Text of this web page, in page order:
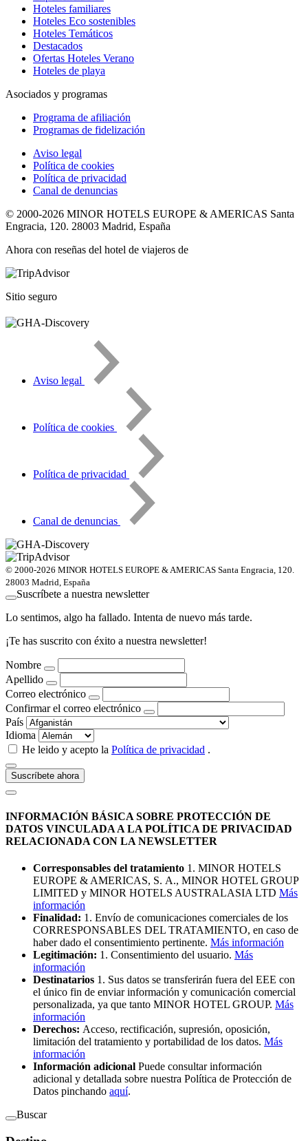
Hoteles familiares
Hoteles Eco sostenibles
Hoteles Temáticos
Destacados
Ofertas Hoteles Verano
Hoteles de playa
Asociados y programas
Programa de afiliación
Programas de fidelización
Aviso legal
Política de cookies
Política de privacidad
Canal de denuncias
© 2000-2026 MINOR HOTELS EUROPE & AMERICAS Santa
Engracia, 120. 28003 Madrid, España
Ahora con reseñas del hotel de viajeros de
Sitio seguro
Aviso legal
Política de cookies
Política de privacidad
Canal de denuncias
© 2000-2026 MINOR HOTELS EUROPE & AMERICAS Santa Engracia, 120.
28003 Madrid, España
Suscríbete a nuestra newsletter
Lo sentimos, algo ha fallado. Intenta de nuevo más tarde.
¡Te has suscrito con éxito a nuestra newsletter!
Nombre
Apellido
Correo electrónico
Confirmar el correo electrónico
País
Idioma
He leido y acepto la Política de privacidad .
Suscríbete ahora
INFORMACIÓN BÁSICA SOBRE PROTECCIÓN DE
DATOS VINCULADA A LA POLÍTICA DE PRIVACIDAD
RELACIONADA CON LA NEWSLETTER
Corresponsables del tratamiento 1. MINOR HOTELS
EUROPE & AMERICAS, S. A., MINOR HOTEL GROUP
LIMITED y MINOR HOTELS AUSTRALASIA LTD Más
información
Finalidad: 1. Envío de comunicaciones comerciales de los
CORRESPONSABLES DEL TRATAMIENTO, en caso de
haber dado el consentimiento pertinente. Más información
Legitimación: 1. Consentimiento del usuario. Más
información
Destinatarios 1. Sus datos se transferirán fuera del EEE con
el único fin de enviar información y comunicación comercial
personalizada, ya que tanto MINOR HOTEL GROUP. Más
información
Derechos: Acceso, rectificación, supresión, oposición,
limitación del tratamiento y portabilidad de los datos. Más
información
Información adicional Puede consultar información
adicional y detallada sobre nuestra Política de Protección de
Datos pinchando aquí.
Buscar